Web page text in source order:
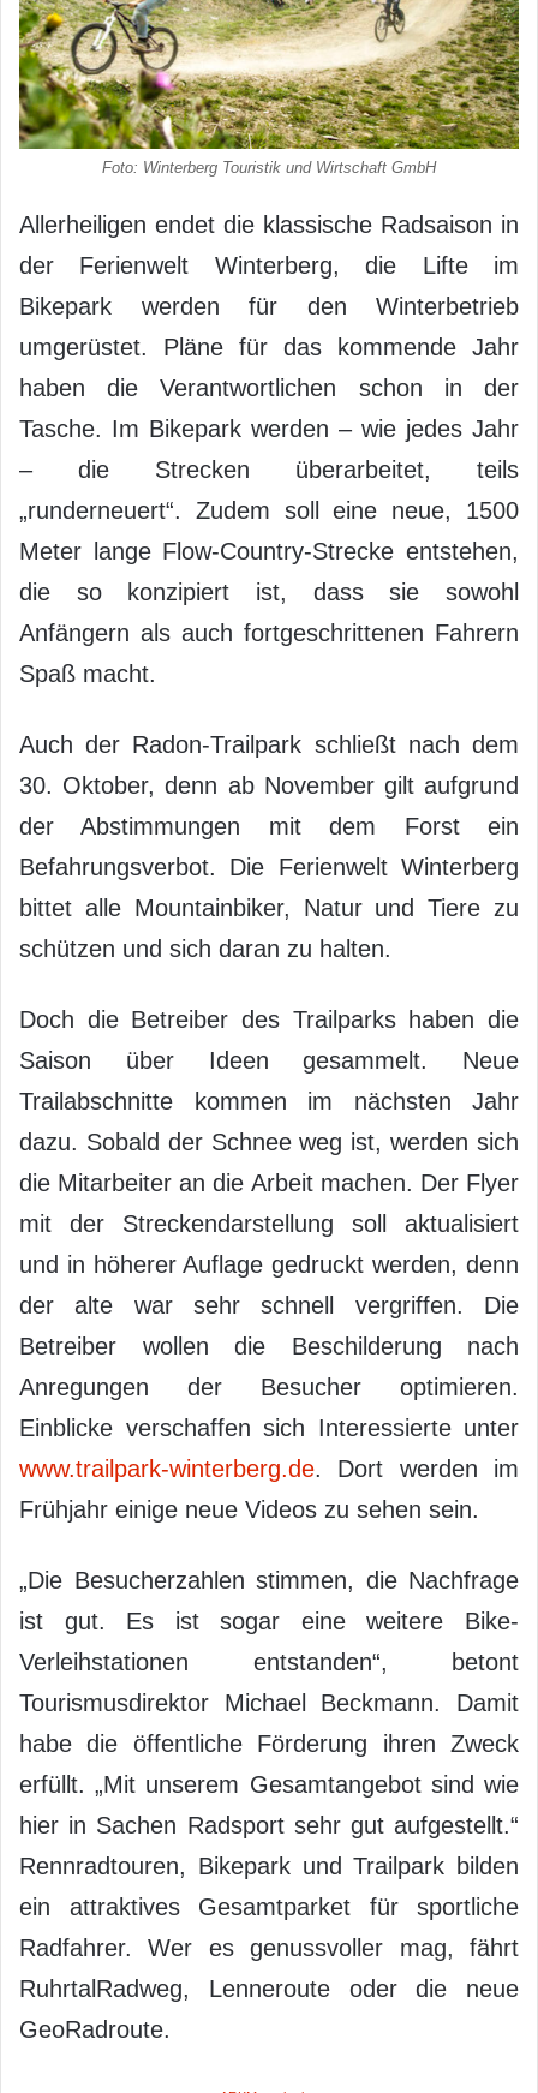
Foto: Winterberg Touristik und Wirtschaft GmbH
Allerheiligen endet die klassische Radsaison in
der Ferienwelt Winterberg, die Lifte im
Bikepark werden für den Winterbetrieb
umgerüstet. Pläne für das kommende Jahr
haben die Verantwortlichen schon in der
Tasche. Im Bikepark werden – wie jedes Jahr
– die Strecken überarbeitet, teils
„runderneuert“. Zudem soll eine neue, 1500
Meter lange Flow-Country-Strecke entstehen,
die so konzipiert ist, dass sie sowohl
Anfängern als auch fortgeschrittenen Fahrern
Spaß macht.
Auch der Radon-Trailpark schließt nach dem
30. Oktober, denn ab November gilt aufgrund
der Abstimmungen mit dem Forst ein
Befahrungsverbot. Die Ferienwelt Winterberg
bittet alle Mountainbiker, Natur und Tiere zu
schützen und sich daran zu halten.
Doch die Betreiber des Trailparks haben die
Saison über Ideen gesammelt. Neue
Trailabschnitte kommen im nächsten Jahr
dazu. Sobald der Schnee weg ist, werden sich
die Mitarbeiter an die Arbeit machen. Der Flyer
mit der Streckendarstellung soll aktualisiert
und in höherer Auflage gedruckt werden, denn
der alte war sehr schnell vergriffen. Die
Betreiber wollen die Beschilderung nach
Anregungen der Besucher optimieren.
Einblicke verschaffen sich Interessierte unter
www.trailpark-winterberg.de. Dort werden im
Frühjahr einige neue Videos zu sehen sein.
„Die Besucherzahlen stimmen, die Nachfrage
ist gut. Es ist sogar eine weitere Bike-
Verleihstationen entstanden“, betont
Tourismusdirektor Michael Beckmann. Damit
habe die öffentliche Förderung ihren Zweck
erfüllt. „Mit unserem Gesamtangebot sind wie
hier in Sachen Radsport sehr gut aufgestellt.“
Rennradtouren, Bikepark und Trailpark bilden
ein attraktives Gesamtparket für sportliche
Radfahrer. Wer es genussvoller mag, fährt
RuhrtalRadweg, Lenneroute oder die neue
GeoRadroute.